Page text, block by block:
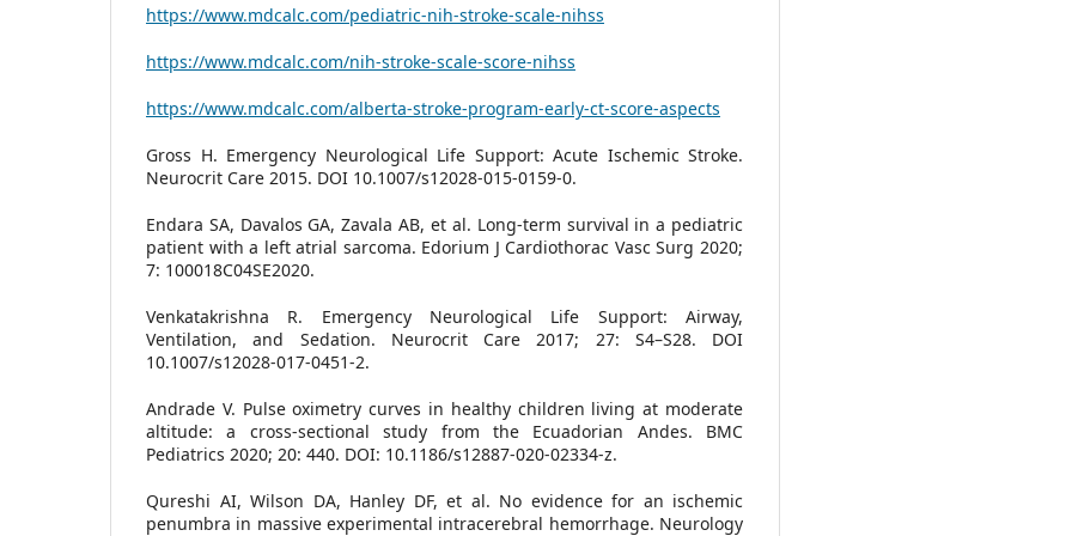
https://www.mdcalc.com/pediatric-nih-stroke-scale-nihss
https://www.mdcalc.com/nih-stroke-scale-score-nihss
https://www.mdcalc.com/alberta-stroke-program-early-ct-score-aspects
Gross H. Emergency Neurological Life Support: Acute Ischemic Stroke.
Neurocrit Care 2015. DOI 10.1007/s12028-015-0159-0.
Endara SA, Davalos GA, Zavala AB, et al. Long-term survival in a pediatric
patient with a left atrial sarcoma. Edorium J Cardiothorac Vasc Surg 2020;
7: 100018C04SE2020.
Venkatakrishna R. Emergency Neurological Life Support: Airway,
Ventilation, and Sedation. Neurocrit Care 2017; 27: S4–S28. DOI
10.1007/s12028-017-0451-2.
Andrade V. Pulse oximetry curves in healthy children living at moderate
altitude: a cross-sectional study from the Ecuadorian Andes. BMC
Pediatrics 2020; 20: 440. DOI: 10.1186/s12887-020-02334-z.
Qureshi AI, Wilson DA, Hanley DF, et al. No evidence for an ischemic
penumbra in massive experimental intracerebral hemorrhage. Neurology